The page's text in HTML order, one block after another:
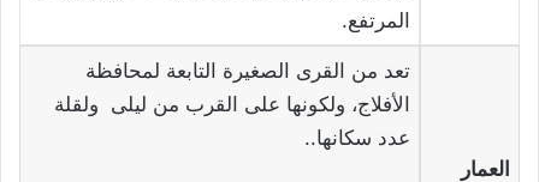
المرتفع.
العمار
تعد من القرى الصغيرة التابعة لمحافظة
الأفلاج، ولكونها على القرب من ليلى ولقلة
عدد سكانها..